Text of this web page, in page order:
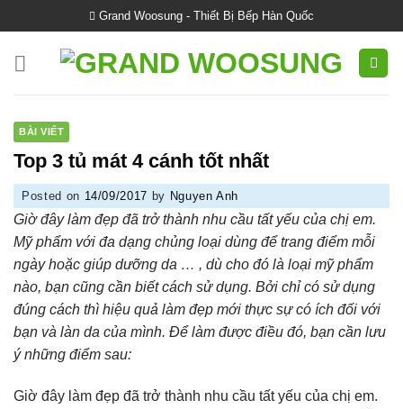
to
content
Grand Woosung - Thiết Bị Bếp Hàn Quốc
BÀI VIẾT
Top 3 tủ mát 4 cánh tốt nhất
Posted on 14/09/2017 by Nguyen Anh
Giờ đây làm đẹp đã trở thành nhu cầu tất yếu của chị em.
Mỹ phẩm với đa dạng chủng loại dùng để trang điểm mỗi
ngày hoặc giúp dưỡng da … , dù cho đó là loại mỹ phẩm
nào, bạn cũng cần biết cách sử dụng. Bởi chỉ có sử dụng
đúng cách thì hiệu quả làm đẹp mới thực sự có ích đối với
bạn và làn da của mình. Để làm được điều đó, bạn cần lưu
ý những điểm sau:
Giờ đây làm đẹp đã trở thành nhu cầu tất yếu của chị em.